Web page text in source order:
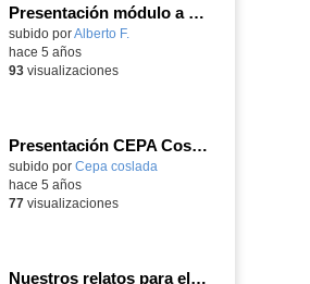
Presentación módulo a distancia Sociales - Cepa Joaquín Sorolla
Contenido educativo.
subido porAlberto F.
hace 5 años
93visualizaciones
Presentación CEPA Coslada
subido por Cepa coslada
hace 5 años
77visualizaciones
Nuestros relatos para el XV certamen interCEPAs